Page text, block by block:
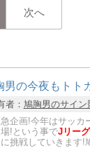
次へ
男の今夜もトト
者： 鳩胸男のサイン
急企画!今年はサッカ
!という事でJリーグ
挑戦していきます!